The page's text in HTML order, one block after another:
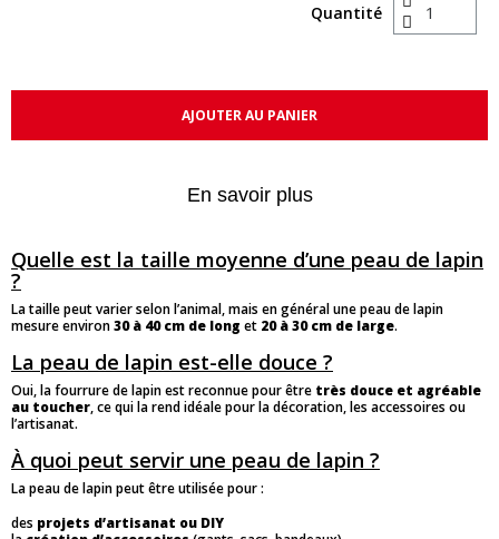
Quantité
AJOUTER AU PANIER
En savoir plus
Quelle est la taille moyenne d’une peau de lapin
?
La taille peut varier selon l’animal, mais en général une peau de lapin
mesure environ30 à 40 cm de long et 20 à 30 cm de large.
La peau de lapin est-elle douce ?
Oui, la fourrure de lapin est reconnue pour être très douce et agréable
au toucher, ce qui la rend idéale pour la décoration, les accessoires ou
l’artisanat.
À quoi peut servir une peau de lapin ?
La peau de lapin peut être utilisée pour :
des projets d’artisanat ou DIY